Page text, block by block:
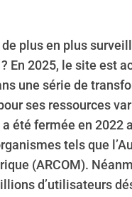
plus en plus
En 2025, le site est
une série de
ses ressources
été fermée en 2022
tels que
(ARCOM).
d’utilisateurs